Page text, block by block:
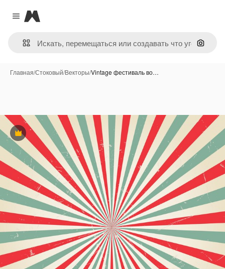
Close menu
Magnific
Поиск
Главная/Стоковый/Векторы/Vintage фестиваль во…
Премиум